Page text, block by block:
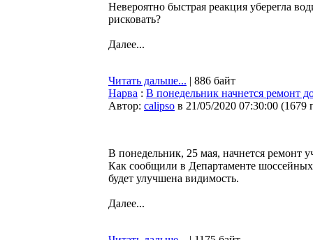
Невероятно быстрая реакция уберегла
рисковать?
Далее...
Читать дальше... | 886 байт
Нарва : В понедельник начнется ремонт
Автор: calipso в 21/05/2020 07:30:00 (1679
В понедельник, 25 мая, начнется ремонт
Как сообщили в Департаменте шоссейных
будет улучшена видимость.
Далее...